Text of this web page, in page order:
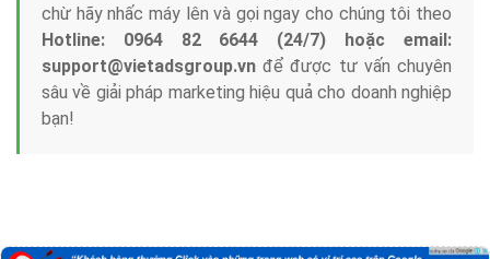
chừ hãy nhấc máy lên và gọi ngay cho chúng tôi theo
Hotline: 0964 82 6644 (24/7) hoặc email:
support@vietadsgroup.vn để được tư vấn chuyên
sâu về giải pháp marketing hiệu quả cho doanh nghiệp
bạn!